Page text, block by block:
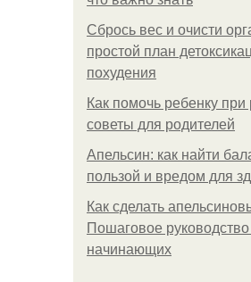
Сбрось вес и очисти
простой план
похудения
Как помочь ребенку при
советы для родителей
Апельсин: как найти
пользой и вредом для
Как сделать
Пошаговое
начинающих